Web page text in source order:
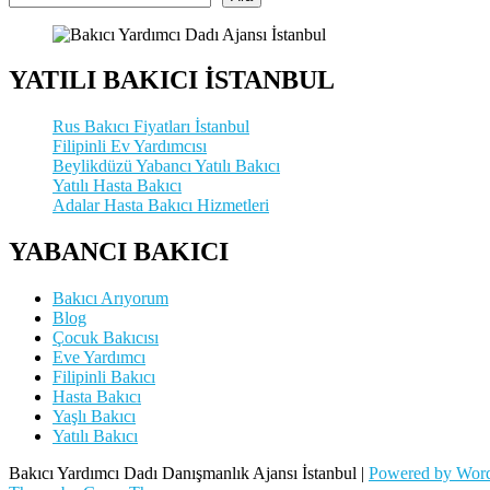
YATILI BAKICI İSTANBUL
Rus Bakıcı Fiyatları İstanbul
Filipinli Ev Yardımcısı
Beylikdüzü Yabancı Yatılı Bakıcı
Yatılı Hasta Bakıcı
Adalar Hasta Bakıcı Hizmetleri
YABANCI BAKICI
Bakıcı Arıyorum
Blog
Çocuk Bakıcısı
Eve Yardımcı
Filipinli Bakıcı
Hasta Bakıcı
Yaşlı Bakıcı
Yatılı Bakıcı
Bakıcı Yardımcı Dadı Danışmanlık Ajansı İstanbul | Powered by